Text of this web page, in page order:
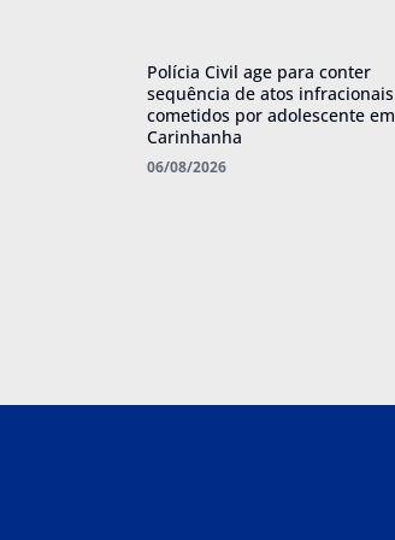
Polícia Civil age para conter
sequência de atos infracionais
cometidos por adolescente em
Carinhanha
06/08/2026